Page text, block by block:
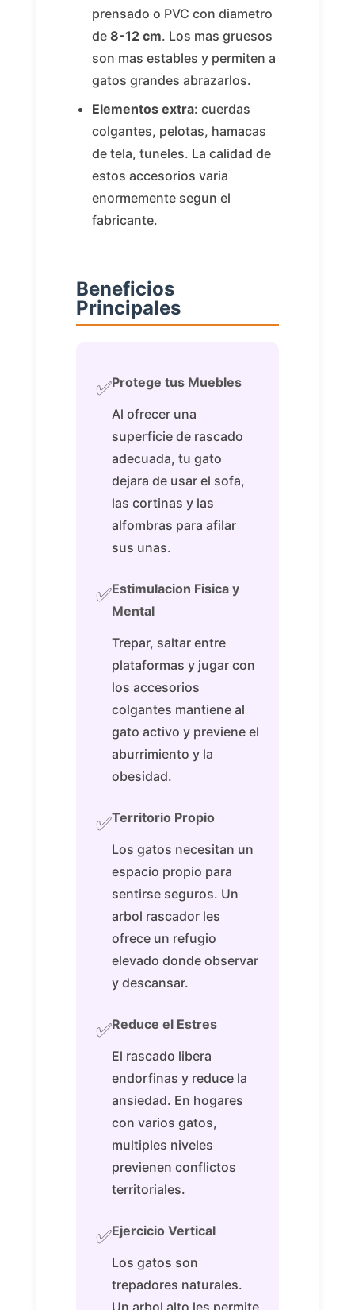
prensado o PVC con diametro
de 8-12 cm. Los mas gruesos
son mas estables y permiten a
gatos grandes abrazarlos.
Elementos extra: cuerdas
colgantes, pelotas, hamacas
de tela, tuneles. La calidad de
estos accesorios varia
enormemente segun el
fabricante.
Beneficios
Principales
✅Protege tus Muebles
Al ofrecer una
superficie de rascado
adecuada, tu gato
dejara de usar el sofa,
las cortinas y las
alfombras para afilar
sus unas.
✅Estimulacion Fisica y
Mental
Trepar, saltar entre
plataformas y jugar con
los accesorios
colgantes mantiene al
gato activo y previene el
aburrimiento y la
obesidad.
✅Territorio Propio
Los gatos necesitan un
espacio propio para
sentirse seguros. Un
arbol rascador les
ofrece un refugio
elevado donde observar
y descansar.
✅Reduce el Estres
El rascado libera
endorfinas y reduce la
ansiedad. En hogares
con varios gatos,
multiples niveles
previenen conflictos
territoriales.
✅Ejercicio Vertical
Los gatos son
trepadores naturales.
Un arbol alto les permite